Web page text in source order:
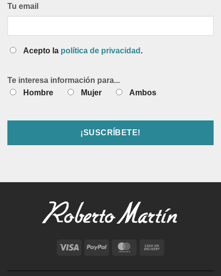
Tu email
Acepto la política de privacidad .
Te interesa información para...
Hombre
Mujer Ambos
Visa PayPal MasterCard
Delivery